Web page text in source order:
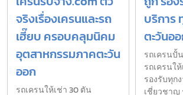
จริงเรื่องเครนและรถ
เฮี๊ยบ ครอบคลุมนิคม
อุตสาหกรรมภาคตะวัน
ออก
รถเครนให้เช่า 30 ตัน
บริการ
ตะวันอ
รถเครนปั้
รถเครนใ
รองรับทุก
เชี่ยวชาญ